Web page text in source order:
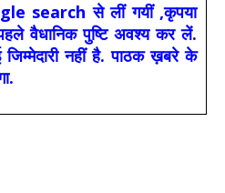
search से लीं गयीं ,कृपया
वैधानिक पुष्टि अवश्य कर लें.
नहीं है. पाठक ख़बरे के